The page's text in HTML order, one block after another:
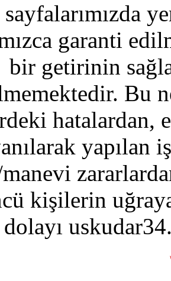
garanti
bir getirinin
Bu
hatalardan,
yapılan
kişilerin
dolayı